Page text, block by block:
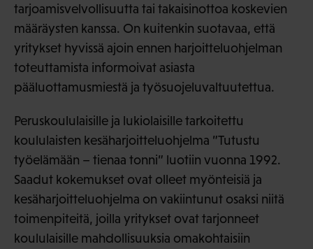
tarjoamisvelvollisuutta tai takaisinottoa koskevien
määräysten kanssa. On kuitenkin suotavaa, että
yritykset hyvissä ajoin ennen harjoitteluohjelman
toteuttamista informoivat asiasta
pääluottamusmiestä ja työsuojeluvaltuutettua.
Peruskoululaisille ja lukiolaisille tarkoitettu
koululaisten kesäharjoitteluohjelma ”Tutustu
työelämään – tienaa tonni” luotiin vuonna 1992.
Saadut kokemukset ovat olleet myönteisiä ja
kesäharjoitteluohjelma on vakiintunut osaksi niitä
toimenpiteitä, joilla yritykset ovat tarjonneet
koululaisille mahdollisuuksia omakohtaisiin